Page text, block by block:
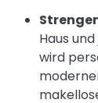
Haus
wird